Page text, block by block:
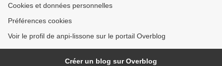
Cookies et données personnelles
Préférences cookies
Voir le profil de anpi-lissone sur le portail Overblog
Créer un blog sur Overblog